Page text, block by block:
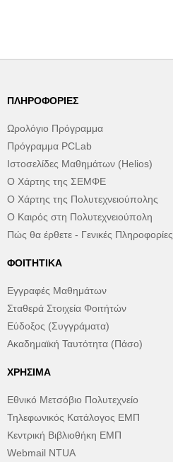
ΠΛΗΡΟΦΟΡΊΕΣ
Ωρολόγιο Πρόγραμμα
Πρόγραμμα PCLab
Ιστοσελίδες Μαθημάτων (Helios)
Ο Χάρτης της ΣΕΜΦΕ
Ο Χάρτης της Πολυτεχνειούπολης
Ο Καιρός στη Πολυτεχνειούπολη
Πώς θα έρθετε - Γενικές Πληροφορίες
ΦΟΙΤΗΤΙΚΆ
Εγγραφές Μαθημάτων
Σταθερά Στοιχεία Φοιτήτών
Εύδοξος (Συγγράματα)
Ακαδημαϊκή Ταυτότητα (Πάσο)
ΧΡΉΣΙΜΑ
Εθνικό Μετσόβιο Πολυτεχνείο
Τηλεφωνικός Κατάλογος ΕΜΠ
Κεντρική Βιβλιοθήκη ΕΜΠ
Webmail NTUA